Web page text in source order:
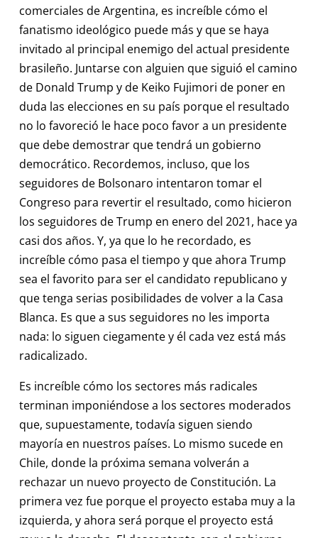
comerciales de Argentina, es increíble cómo el
fanatismo ideológico puede más y que se haya
invitado al principal enemigo del actual presidente
brasileño. Juntarse con alguien que siguió el camino
de Donald Trump y de Keiko Fujimori de poner en
duda las elecciones en su país porque el resultado
no lo favoreció le hace poco favor a un presidente
que debe demostrar que tendrá un gobierno
democrático. Recordemos, incluso, que los
seguidores de Bolsonaro intentaron tomar el
Congreso para revertir el resultado, como hicieron
los seguidores de Trump en enero del 2021, hace ya
casi dos años. Y, ya que lo he recordado, es
increíble cómo pasa el tiempo y que ahora Trump
sea el favorito para ser el candidato republicano y
que tenga serias posibilidades de volver a la Casa
Blanca. Es que a sus seguidores no les importa
nada: lo siguen ciegamente y él cada vez está más
radicalizado.
Es increíble cómo los sectores más radicales
terminan imponiéndose a los sectores moderados
que, supuestamente, todavía siguen siendo
mayoría en nuestros países. Lo mismo sucede en
Chile, donde la próxima semana volverán a
rechazar un nuevo proyecto de Constitución. La
primera vez fue porque el proyecto estaba muy a la
izquierda, y ahora será porque el proyecto está